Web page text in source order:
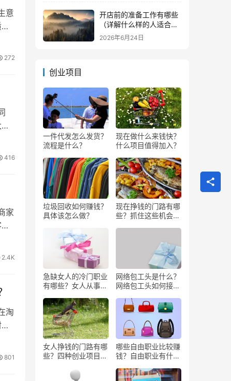
意
272
416
家
2.4K
淘
801
开店前的准备工作有哪些
（详解什么样的人适合做
生意）
2026年6月24日
创业项目
一件代发怎么发货？
流程是什么？
现在做什么来钱快？
什么项目值得加入？
垃圾回收如何赚钱？
具体该怎么做？
现在挣钱的门路有哪
些？抓住这些机会闷
急缺女人的冷门职业
有哪些？女人从事哪
网络包工头是什么？
网络包工头如何接业
女人挣钱的门路有哪
些？四种创业项目推
哪些自由职业比较赚
钱？自由职业有什么